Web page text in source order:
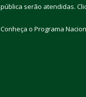
pública serão atendidas.
Conheça o Programa